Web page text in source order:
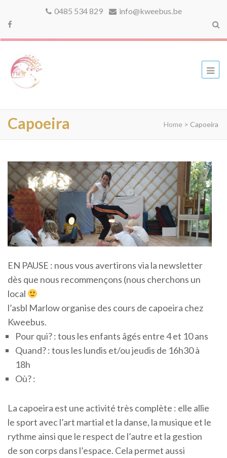
0485 534 829 info@kweebus.be
Capoeira Home > Capoeira
EN PAUSE : nous vous avertirons via la newsletter
dès que nous recommençons (nous cherchons un
local
l’asbl Marlow organise des cours de capoeira chez
Kweebus.
Pour qui? : tous les enfants âgés entre 4 et 10 ans
Quand? : tous les lundis et/ou jeudis de 16h30 à
18h
Où? :
La capoeira est une activité très complète : elle allie
le sport avec l’art martial et la danse, la musique et le
rythme ainsi que le respect de l’autre et la gestion
de son corps dans l’espace. Cela permet aussi